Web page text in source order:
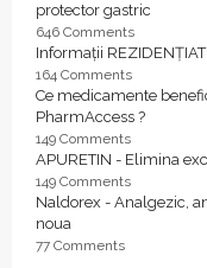
protector gastric
646 Comments
Informații
164 Comments
Ce medicamente
PharmAccess ?
149 Comments
APURETIN - Elimina
149 Comments
Naldorex - Analgezic,
noua
77 Comments